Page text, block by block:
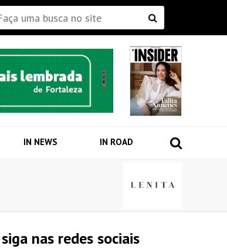
IN NEWS IN ROAD
nas redes sociais